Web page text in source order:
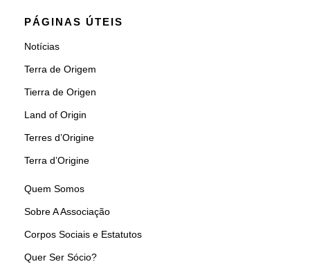
PÁGINAS ÚTEIS
Notícias
Terra de Origem
Tierra de Origen
Land of Origin
Terres d’Origine
Terra d’Origine
Quem Somos
Sobre A Associação
Corpos Sociais e Estatutos
Quer Ser Sócio?